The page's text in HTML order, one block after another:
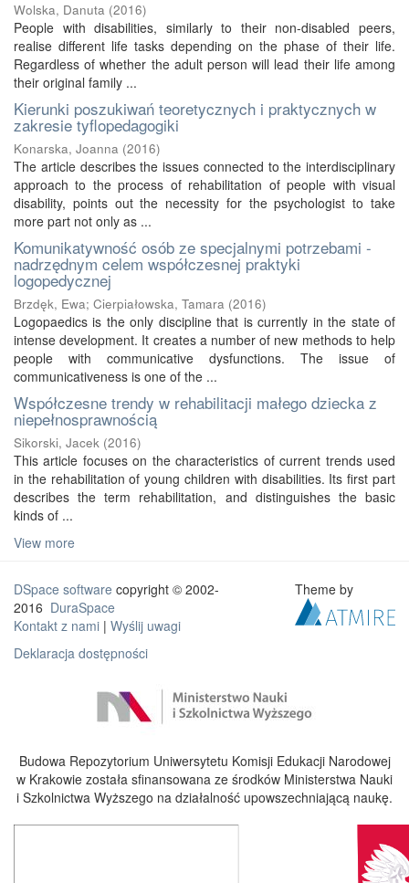
Wolska, Danuta (2016)
People with disabilities, similarly to their non-disabled peers,
realise different life tasks depending on the phase of their life.
Regardless of whether the adult person will lead their life among
their original family ...
Kierunki poszukiwań teoretycznych i praktycznych w
zakresie tyflopedagogiki
Konarska, Joanna (2016)
The article describes the issues connected to the interdisciplinary
approach to the process of rehabilitation of people with visual
disability, points out the necessity for the psychologist to take
more part not only as ...
Komunikatywność osób ze specjalnymi potrzebami -
nadrzędnym celem współczesnej praktyki
logopedycznej
Brzdęk, Ewa; Cierpiałowska, Tamara (2016)
Logopaedics is the only discipline that is currently in the state of
intense development. It creates a number of new methods to help
people with communicative dysfunctions. The issue of
communicativeness is one of the ...
Współczesne trendy w rehabilitacji małego dziecka z
niepełnosprawnością
Sikorski, Jacek (2016)
This article focuses on the characteristics of current trends used
in the rehabilitation of young children with disabilities. Its first part
describes the term rehabilitation, and distinguishes the basic
kinds of ...
View more
DSpace software copyright © 2002-
2016 DuraSpace
Kontakt z nami | Wyślij uwagi
Deklaracja dostępności
Theme by
Budowa Repozytorium Uniwersytetu Komisji Edukacji Narodowej
w Krakowie została sfinansowana ze środków Ministerstwa Nauki
i Szkolnictwa Wyższego na działalność upowszechniającą naukę.